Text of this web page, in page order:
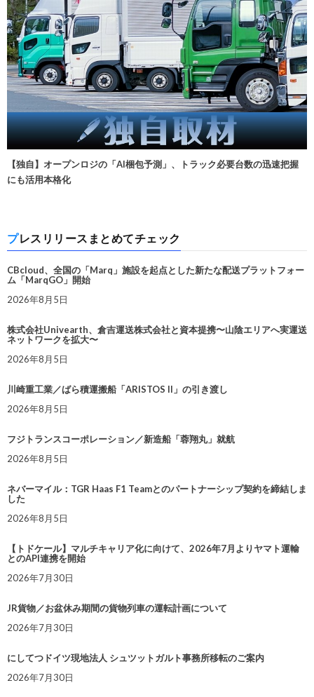
【独自】オープンロジの「AI梱包予測」、トラック必要台数の迅速把握
にも活用本格化
プレスリリースまとめてチェック
CBcloud、全国の「Marq」施設を起点とした新たな配送プラットフォー
ム「MarqGO」開始
2026年8月5日
株式会社Univearth、倉吉運送株式会社と資本提携〜山陰エリアへ実運送
ネットワークを拡大〜
2026年8月5日
川崎重工業／ばら積運搬船「ARISTOS II」の引き渡し
2026年8月5日
フジトランスコーポレーション／新造船「蓉翔丸」就航
2026年8月5日
ネバーマイル：TGR Haas F1 Teamとのパートナーシップ契約を締結しま
した
2026年8月5日
【トドケール】マルチキャリア化に向けて、2026年7月よりヤマト運輸
とのAPI連携を開始
2026年7月30日
JR貨物／お盆休み期間の貨物列車の運転計画について
2026年7月30日
にしてつドイツ現地法人 シュツットガルト事務所移転のご案内
2026年7月30日